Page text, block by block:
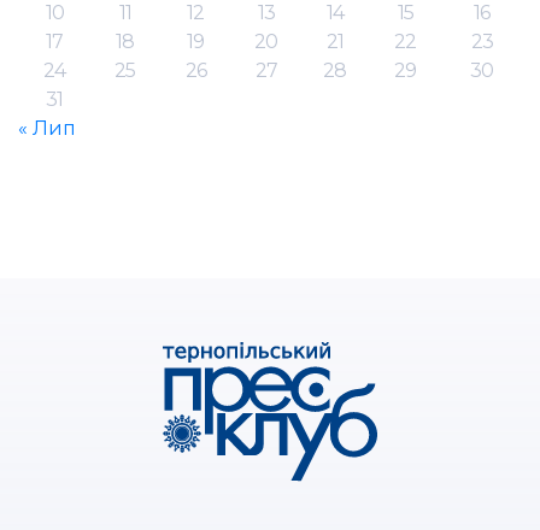
10
11 12 13 14 15
16
17
18 19 20 21 22
23
24
25 26 27 28 29
30
31
« Лип